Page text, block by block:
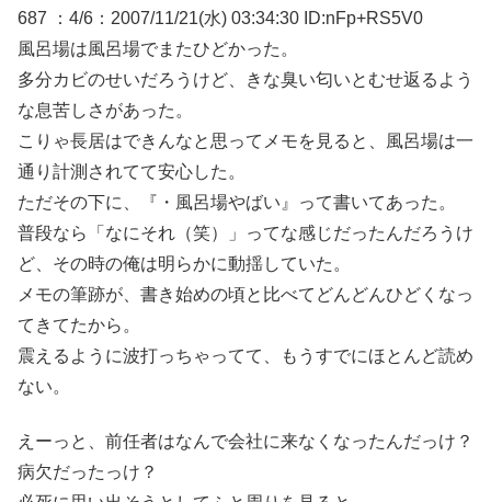
687 ：4/6：2007/11/21(水) 03:34:30 ID:nFp+RS5V0
風呂場は風呂場でまたひどかった。
多分カビのせいだろうけど、きな臭い匂いとむせ返るよう
な息苦しさがあった。
こりゃ長居はできんなと思ってメモを見ると、風呂場は一
通り計測されてて安心した。
ただその下に、『・風呂場やばい』って書いてあった。
普段なら「なにそれ（笑）」ってな感じだったんだろうけ
ど、その時の俺は明らかに動揺していた。
メモの筆跡が、書き始めの頃と比べてどんどんひどくなっ
てきてたから。
震えるように波打っちゃってて、もうすでにほとんど読め
ない。
えーっと、前任者はなんで会社に来なくなったんだっけ？
病欠だったっけ？